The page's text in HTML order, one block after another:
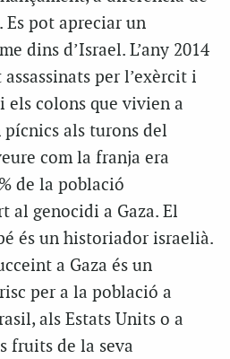
Es pot apreciar un
dins d’Israel. L’any 2014
per l’exèrcit i
els colons que vivien a
als turons del
com la franja era
de la població
al genocidi a Gaza. El
és un historiador israelià.
a Gaza és un
per a la població a
als Estats Units o a
fruits de la seva